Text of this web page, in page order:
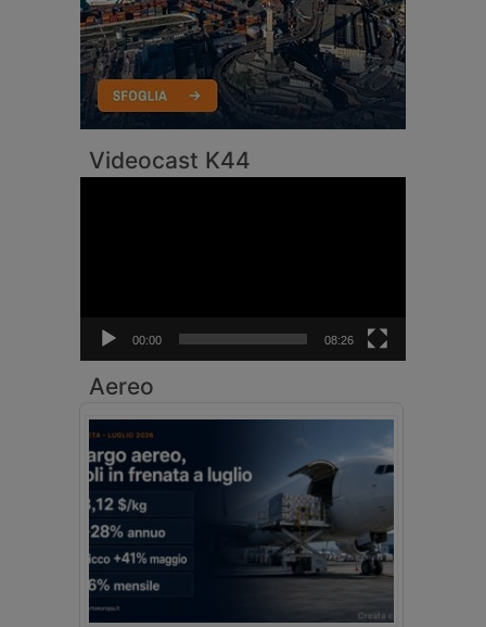
Videocast K44
00:00 08:26
Aereo